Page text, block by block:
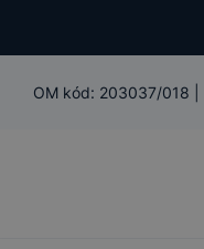
OM kód: 203037/018